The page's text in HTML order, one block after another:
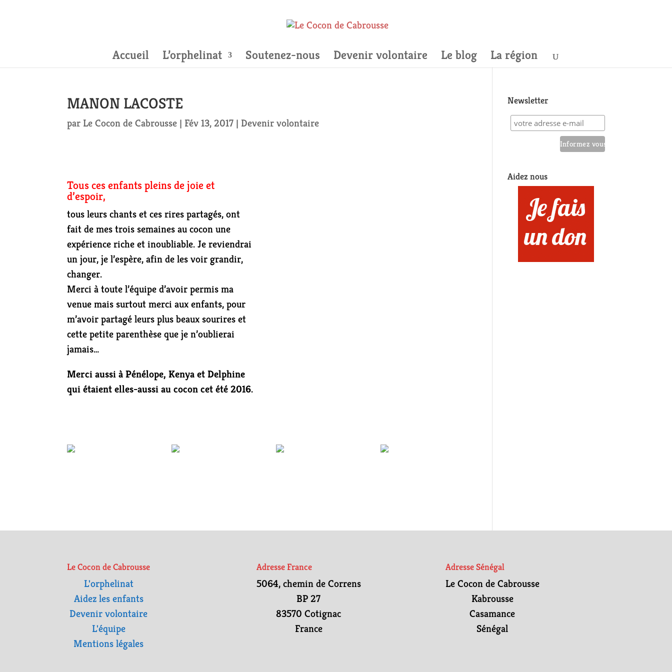
Accueil L’orphelinat Soutenez-nous Devenir volontaire Le blog La région
MANON LACOSTE
par Le Cocon de Cabrousse | Fév 13, 2017 | Devenir volontaire
Tous ces enfants pleins de joie et
d’espoir,
tous leurs chants et ces rires partagés, ont
fait de mes trois semaines au cocon une
expérience riche et inoubliable. Je reviendrai
un jour, je l’espère, afin de les voir grandir,
changer.
Merci à toute l’équipe d’avoir permis ma
venue mais surtout merci aux enfants, pour
m’avoir partagé leurs plus beaux sourires et
cette petite parenthèse que je n’oublierai
jamais…
Merci aussi à Pénélope, Kenya et Delphine
qui étaient elles-aussi au cocon cet été 2016.
Newsletter
Aidez nous
Le Cocon de Cabrousse
L'orphelinat
Aidez les enfants
Devenir volontaire
L'équipe
Mentions légales
Adresse France
5064, chemin de Correns
BP 27
83570 Cotignac
France
Adresse Sénégal
Le Cocon de Cabrousse
Kabrousse
Casamance
Sénégal